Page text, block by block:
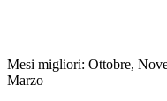
Mesi migliori: Ottobre,
Marzo